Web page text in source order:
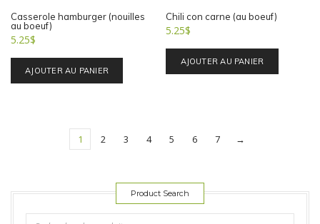
Casserole hamburger (nouilles
au boeuf)
5.25$
AJOUTER AU PANIER
Chili con carne (au boeuf)
5.25$
AJOUTER AU PANIER
1 2 3 4 5 6 7 →
Product Search